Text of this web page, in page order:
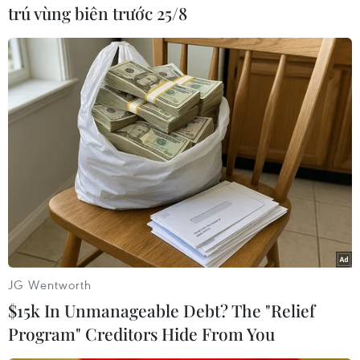
#Hà Nội #Giao thông đô thị #Xe buýt
#Cầu vượt
TP. Hà Nội
Theo dõi VietnamPlus
trú vùng biên trước 25/8
JG Wentworth
$15k In Unmanageable Debt? The "Relief
Program" Creditors Hide From You